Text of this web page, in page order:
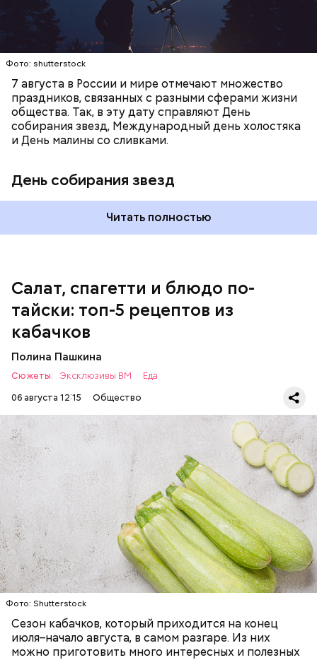
Фото: shutterstock
7 августа в России и мире отмечают множество
праздников, связанных с разными сферами жизни
общества. Так, в эту дату справляют День
собирания звезд, Международный день холостяка
и День малины со сливками.
День собирания звезд
Читать полностью
Салат, спагетти и блюдо по-
тайски: топ-5 рецептов из
кабачков
Полина Пашкина
Сюжеты: Эксклюзивы ВМ
Еда
06 августа 12:15
Общество
Фото: Shutterstock
Сезон кабачков, который приходится на конец
июля–начало августа, в самом разгаре. Из них
можно приготовить много интересных и полезных
Ингредиенты:
чеснок;
ЕДА ОВОЩИ РЕЦЕПТЫ
Фото: Shutterstock
Однако диетолог предупредила: не для всех дыня
может быть полезна. В первую очередь ее стоит
есть с осторожностью людям:
с сахарным диабетом;
лишним весом.